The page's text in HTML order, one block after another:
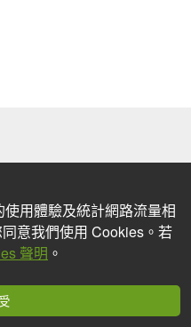
用體驗及統計網路流量相
意我們使用 Cookies。若
聲明 。